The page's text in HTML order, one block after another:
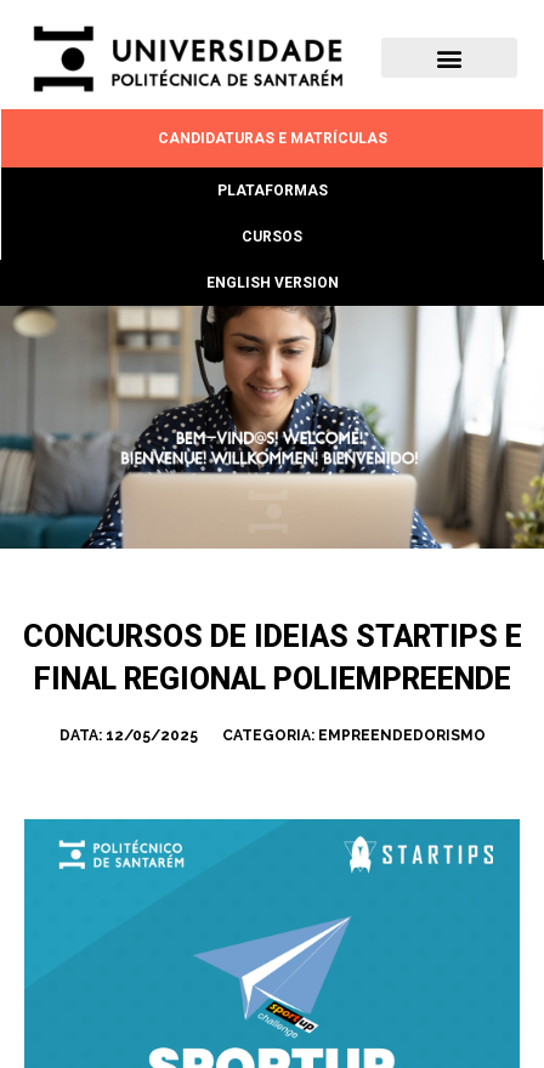
CANDIDATURAS E MATRÍCULAS
PLATAFORMAS
CURSOS
ENGLISH VERSION
CONCURSOS DE IDEIAS STARTIPS E
FINAL REGIONAL POLIEMPREENDE
DATA: 12/05/2025 CATEGORIA: EMPREENDEDORISMO